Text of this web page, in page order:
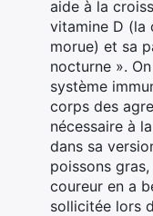
aide à la
vitamine D (la
morue) et sa
nocturne ».
système
corps des
nécessaire à
dans sa
poissons
coureur en a
sollicitée lors